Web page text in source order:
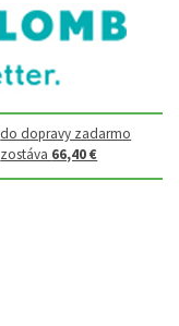
do dopravy zadarmo
zostáva 66,40 €